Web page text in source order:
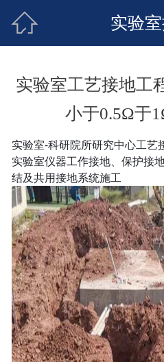
 实验
实验室工艺接地工
小于0.5Ω于
实验室-科研院所研究中心工艺
实验室仪器工作接地、保护接
结及共用接地系统施工